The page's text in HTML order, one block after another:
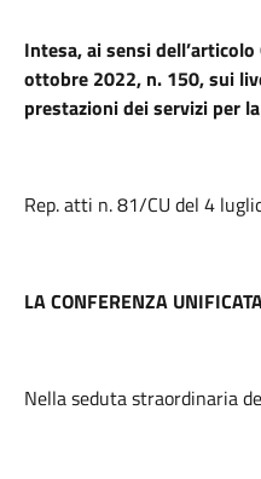
Intesa, ai sensi
ottobre 2022, n. 150, sui
prestazioni dei servizi per
Rep. atti n. 81/CU del 4
LA CONFERENZA
Nella seduta straordinaria